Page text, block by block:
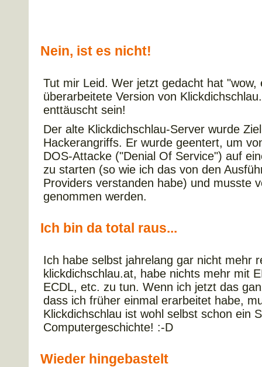
Nein, ist es nicht!
Tut mir Leid. Wer jetzt gedacht hat "wow,
überarbeitete Version von
enttäuscht sein!
Der alte Klickdichschlau-Server wurde
Hackerangriffs. Er wurde geentert, um
DOS-Attacke ("Denial Of Service") auf
zu starten (so wie ich das von den
Providers verstanden habe) und musste
genommen werden.
Ich bin da total raus...
Ich habe selbst jahrelang gar nicht mehr
klickdichschlau.at, habe nichts mehr mit
ECDL, etc. zu tun. Wenn ich jetzt das
dass ich früher einmal erarbeitet habe,
Klickdichschlau ist wohl selbst schon ein
Computergeschichte! :-D
Wieder hingebastelt